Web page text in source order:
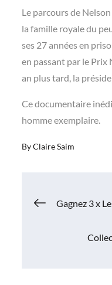
Le parcours de
la famille royale du
ses 27 années en
en passant par le Prix
an plus tard, la
Ce documentaire
homme exemplaire.
ByClaire Saim
Gagnez 3 x